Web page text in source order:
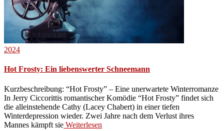
2024
Hot Frosty: Ein liebenswerter Schneemann
Kurzbeschreibung: “Hot Frosty” – Eine unerwartete Winterromanze
In Jerry Ciccorittis romantischer Komödie “Hot Frosty” findet sich
die alleinstehende Cathy (Lacey Chabert) in einer tiefen
Winterdepression wieder. Zwei Jahre nach dem Verlust ihres
Mannes kämpft sie Weiterlesen